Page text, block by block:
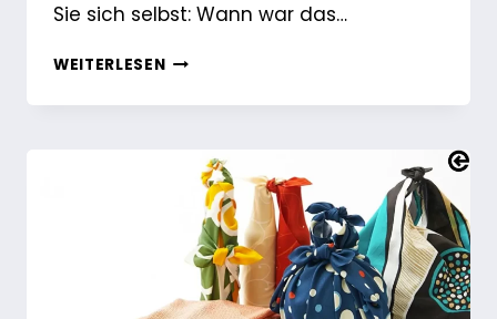
Sie sich selbst: Wann war das…
WEITERLESENWIE
IN
MACHT
LOKALISIERUNG